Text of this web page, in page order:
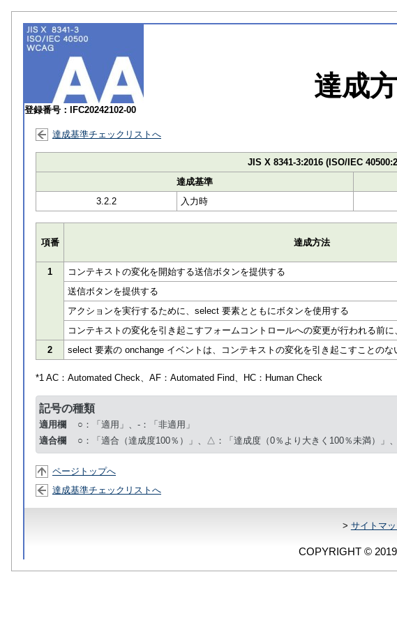
登録番号：IFC20242102-00
達成
達成基準チェックリストへ
JIS X 8341-3:2016 (ISO/IEC
達成基準
3.2.2
入力時
項番 達成方法
1
コンテキストの変化を開始する送信ボタンを提供する
送信ボタンを提供する
アクションを実行するために、select 要素とともにボタンを使用する
コンテキストの変化を引き起こすフォームコントロールへの変更が行われる前
2
select 要素の onchange イベントは、コンテキストの変化を引き起こすことのな
*1 AC： Automated Check、AF： Automated Find、HC： Human Check
記号の種類
適用欄
○：「適用」、-：「非適用」
適合欄
○：「適合（達成度100％）」、△：「達成度（0％より大きく100％未満）」
ページトップへ
達成基準チェックリストへ
> サイトマ
COPYRIGHT ©